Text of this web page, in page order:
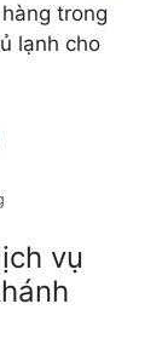
trong
lạnh cho
vụ